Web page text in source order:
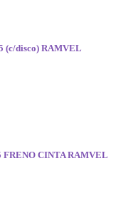
(c/disco) RAMVEL
FRENO CINTA RAMVEL